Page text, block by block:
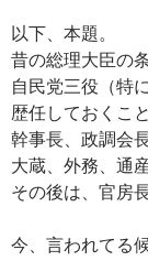
以下、本題。
昔の総理大臣の
自民党三役（特
歴任しておくこ
幹事長、政調会
大蔵、外務、通
その後は、官房
今、言われてる